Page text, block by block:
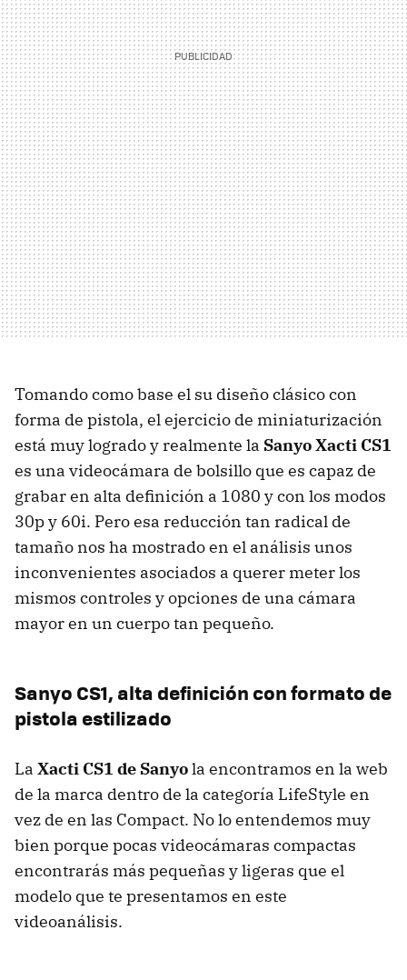
Tomando como base el su diseño clásico con
forma de pistola, el ejercicio de miniaturización
está muy logrado y realmente la Sanyo Xacti CS1
es una videocámara de bolsillo que es capaz de
grabar en alta definición a 1080 y con los modos
30p y 60i. Pero esa reducción tan radical de
tamaño nos ha mostrado en el análisis unos
inconvenientes asociados a querer meter los
mismos controles y opciones de una cámara
mayor en un cuerpo tan pequeño.
Sanyo CS1, alta definición con formato de
pistola estilizado
La Xacti CS1 de Sanyola encontramos en la web
de la marca dentro de la categoría LifeStyle en
vez de en las Compact. No lo entendemos muy
bien porque pocas videocámaras compactas
encontrarás más pequeñas y ligeras que el
modelo que te presentamos en este
videoanálisis.